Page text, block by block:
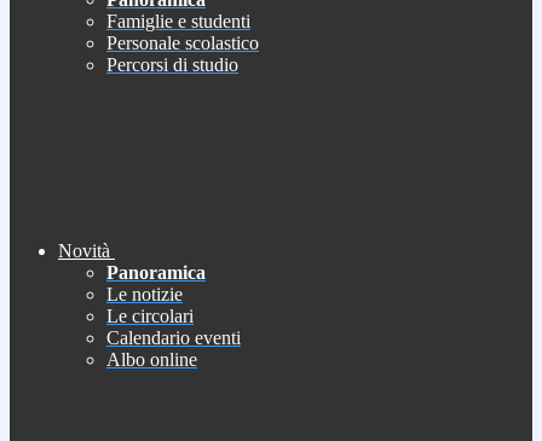
Famiglie e studenti
Personale scolastico
Percorsi di studio
Novità
Panoramica
Le notizie
Le circolari
Calendario eventi
Albo online